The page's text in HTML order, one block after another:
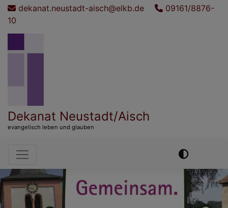
Direkt
zum
dekanat.neustadt-aisch@elkb.de
09161/8876-
10
Dekanat Neustadt/Aisch
evangelisch leben und glauben
Hauptnavigation